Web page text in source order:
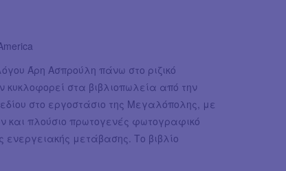
Άρη Ασπρούλη πάνω στο ριζικό
στα βιβλιοπωλεία από την
στο εργοστάσιο της Μεγαλόπολης, με
και πλούσιο πρωτογενές φωτογραφικό
ενεργειακής μετάβασης. Το βιβλίο